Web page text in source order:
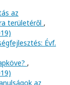
az
területéről ,
Évf.
,
az